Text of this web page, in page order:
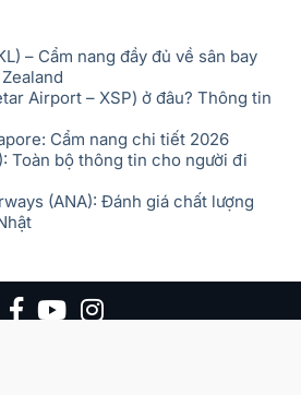
– Cẩm nang đầy đủ về sân bay
Airport – XSP) ở đâu? Thông tin
Cẩm nang chi tiết 2026
Toàn bộ thông tin cho người đi
(ANA): Đánh giá chất lượng